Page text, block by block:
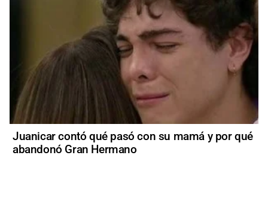
Juanicar contó qué pasó con su mamá y por qué
abandonó Gran Hermano